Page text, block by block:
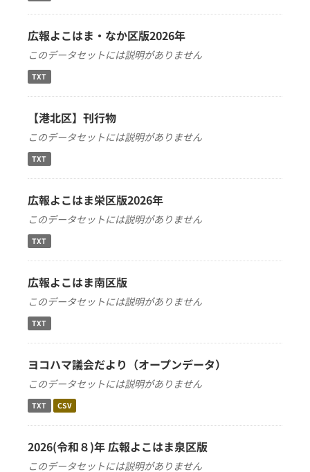
広報よこはま・なか区版2026年
このデータセットには説明がありません
TXT
【港北区】刊行物
このデータセットには説明がありません
TXT
広報よこはま栄区版2026年
このデータセットには説明がありません
TXT
広報よこはま南区版
このデータセットには説明がありません
TXT
ヨコハマ議会だより（オープンデータ）
このデータセットには説明がありません
TXT CSV
2026(令和８)年 広報よこはま泉区版
このデータセットには説明がありません